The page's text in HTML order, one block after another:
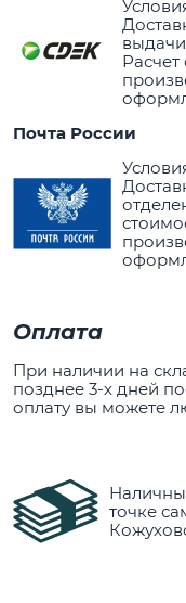
Расчет
Почта России
Оплата
При наличии на
позднее 3-х дней
оплату вы можете
точке